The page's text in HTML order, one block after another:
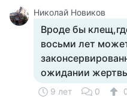
Николай Новиков
Вроде бы
восьми лет
ожидании
9 лет 0